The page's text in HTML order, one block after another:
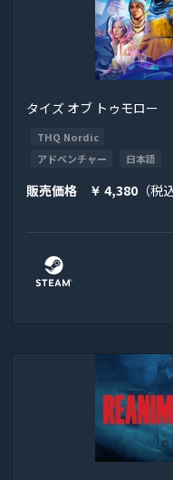
タイズ オブ トゥモロー
THQ Nordic
アドベンチャー
日本語
販売価格 ￥ 4,380 （税